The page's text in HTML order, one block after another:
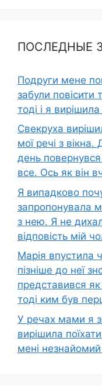
ПОСЛЕДНЫЕ
Подруги мене
забули повісити
тоді і я
Свекруха
мої речі з
день
все. Ось як він
Я випадково
запропонувала
з нею. Я не
відповість мій
Марія впустила
пізніше до неї
представився
тоді ким був
У речах мами я
вирішила
мені незнайомий